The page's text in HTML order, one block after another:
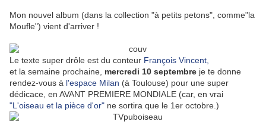
Mon nouvel album (dans la collection "à petits petons", comme"la
Moufle") vient d'arriver !
Le texte super drôle est du conteur François Vincent,
et la semaine prochaine, mercredi 10 septembre je te donne
rendez-vous à l'espace Milan (à Toulouse) pour une super
dédicace, en AVANT PREMIERE MONDIALE (car, en vrai
"L'oiseau et la pièce d'or" ne sortira que le 1er octobre.)